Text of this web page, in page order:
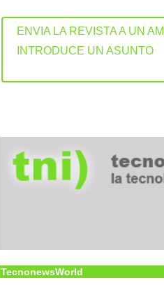
ENVIA LA REVISTA A UN
INTRODUCE UN ASUNTO
TecnonewsWorld